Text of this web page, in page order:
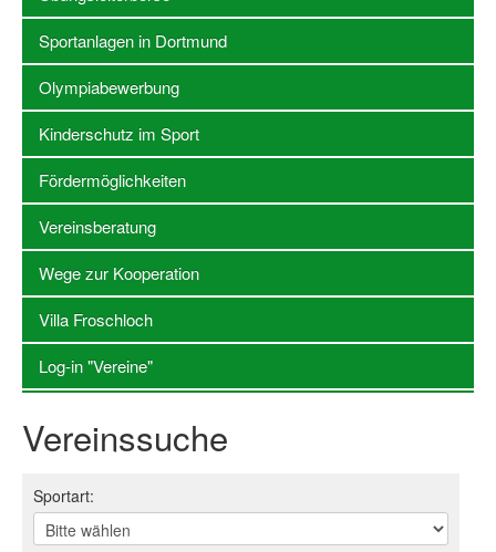
Stellenangebote SSB Dortmund
Vereine
Vereinssuche
Übungsleiterbörse
Sportanlagen in Dortmund
Olympiabewerbung
Fördermöglichkeiten
Vereinsberatung
Wege zur Kooperation
Log-in "Vereine"
Sportanlagen in Dortmund
Olympiabewerbung
Kinderschutz im Sport
Fördermöglichkeiten
Vereinsberatung
Wege zur Kooperation
Villa Froschloch
Log-in "Vereine"
Vereinssuche
Sportart: